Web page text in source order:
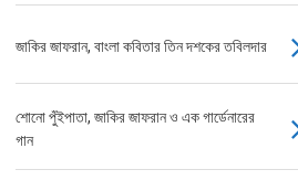
জাকির জাফরান, বাংলা কবিতার তিন দশকের তবিলদার
শোনো পুঁইপাতা, জাকির জাফরান ও এক গার্ডেনারের
গান